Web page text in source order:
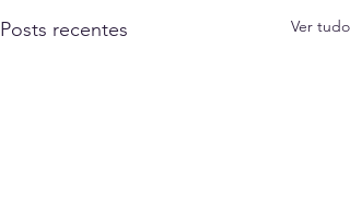
Posts recentes Ver tudo